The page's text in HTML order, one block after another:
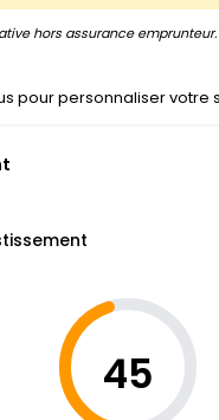
hors assurance emprunteur.
pour personnaliser votre
45